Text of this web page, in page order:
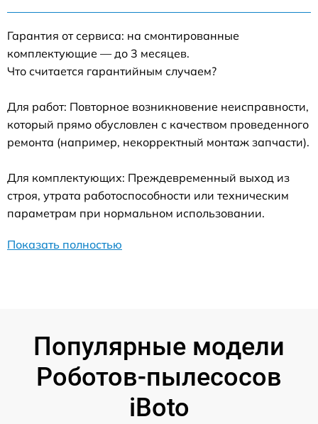
Гарантия от сервиса: на смонтированные
комплектующие — до 3 месяцев.
Что считается гарантийным случаем?
Для работ: Повторное возникновение неисправности,
который прямо обусловлен с качеством проведенного
ремонта (например, некорректный монтаж запчасти).
Для комплектующих: Преждевременный выход из
строя, утрата работоспособности или техническим
параметрам при нормальном использовании.
Показать полностью
Популярные модели
Роботов-пылесосов
iBoto